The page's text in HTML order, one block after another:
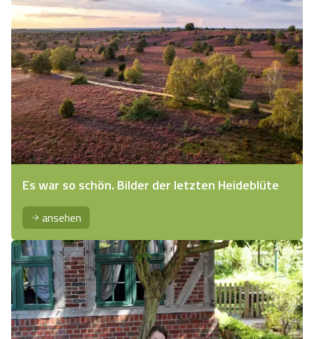
Es war so schön. Bilder der letzten Heideblüte
ansehen